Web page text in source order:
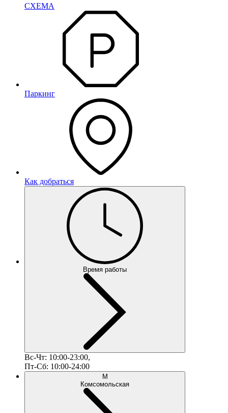
СХЕМА
Паркинг
Как добраться
Время работы
Вс-Чт: 10:00-23:00,
Пт-Сб: 10:00-24:00
М
Комсомольская